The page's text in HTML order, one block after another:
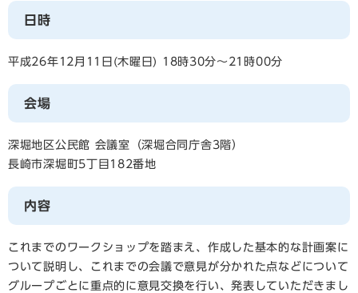
日時
平成26年12月11日(木曜日) 18時30分～21時00分
会場
深堀地区公民館 会議室（深堀合同庁舎3階）
長崎市深堀町5丁目182番地
内容
これまでのワークショップを踏まえ、作成した基本的な計画案に
ついて説明し、これまでの会議で意見が分かれた点などについて
グループごとに重点的に意見交換を行い、発表していただきまし